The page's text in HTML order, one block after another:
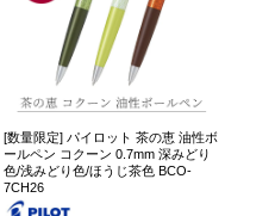
[数量限定] パイロット 茶の恵 油性ボ
ールペン コクーン 0.7mm 深みどり
色/浅みどり色/ほうじ茶色 BCO-
7CH26